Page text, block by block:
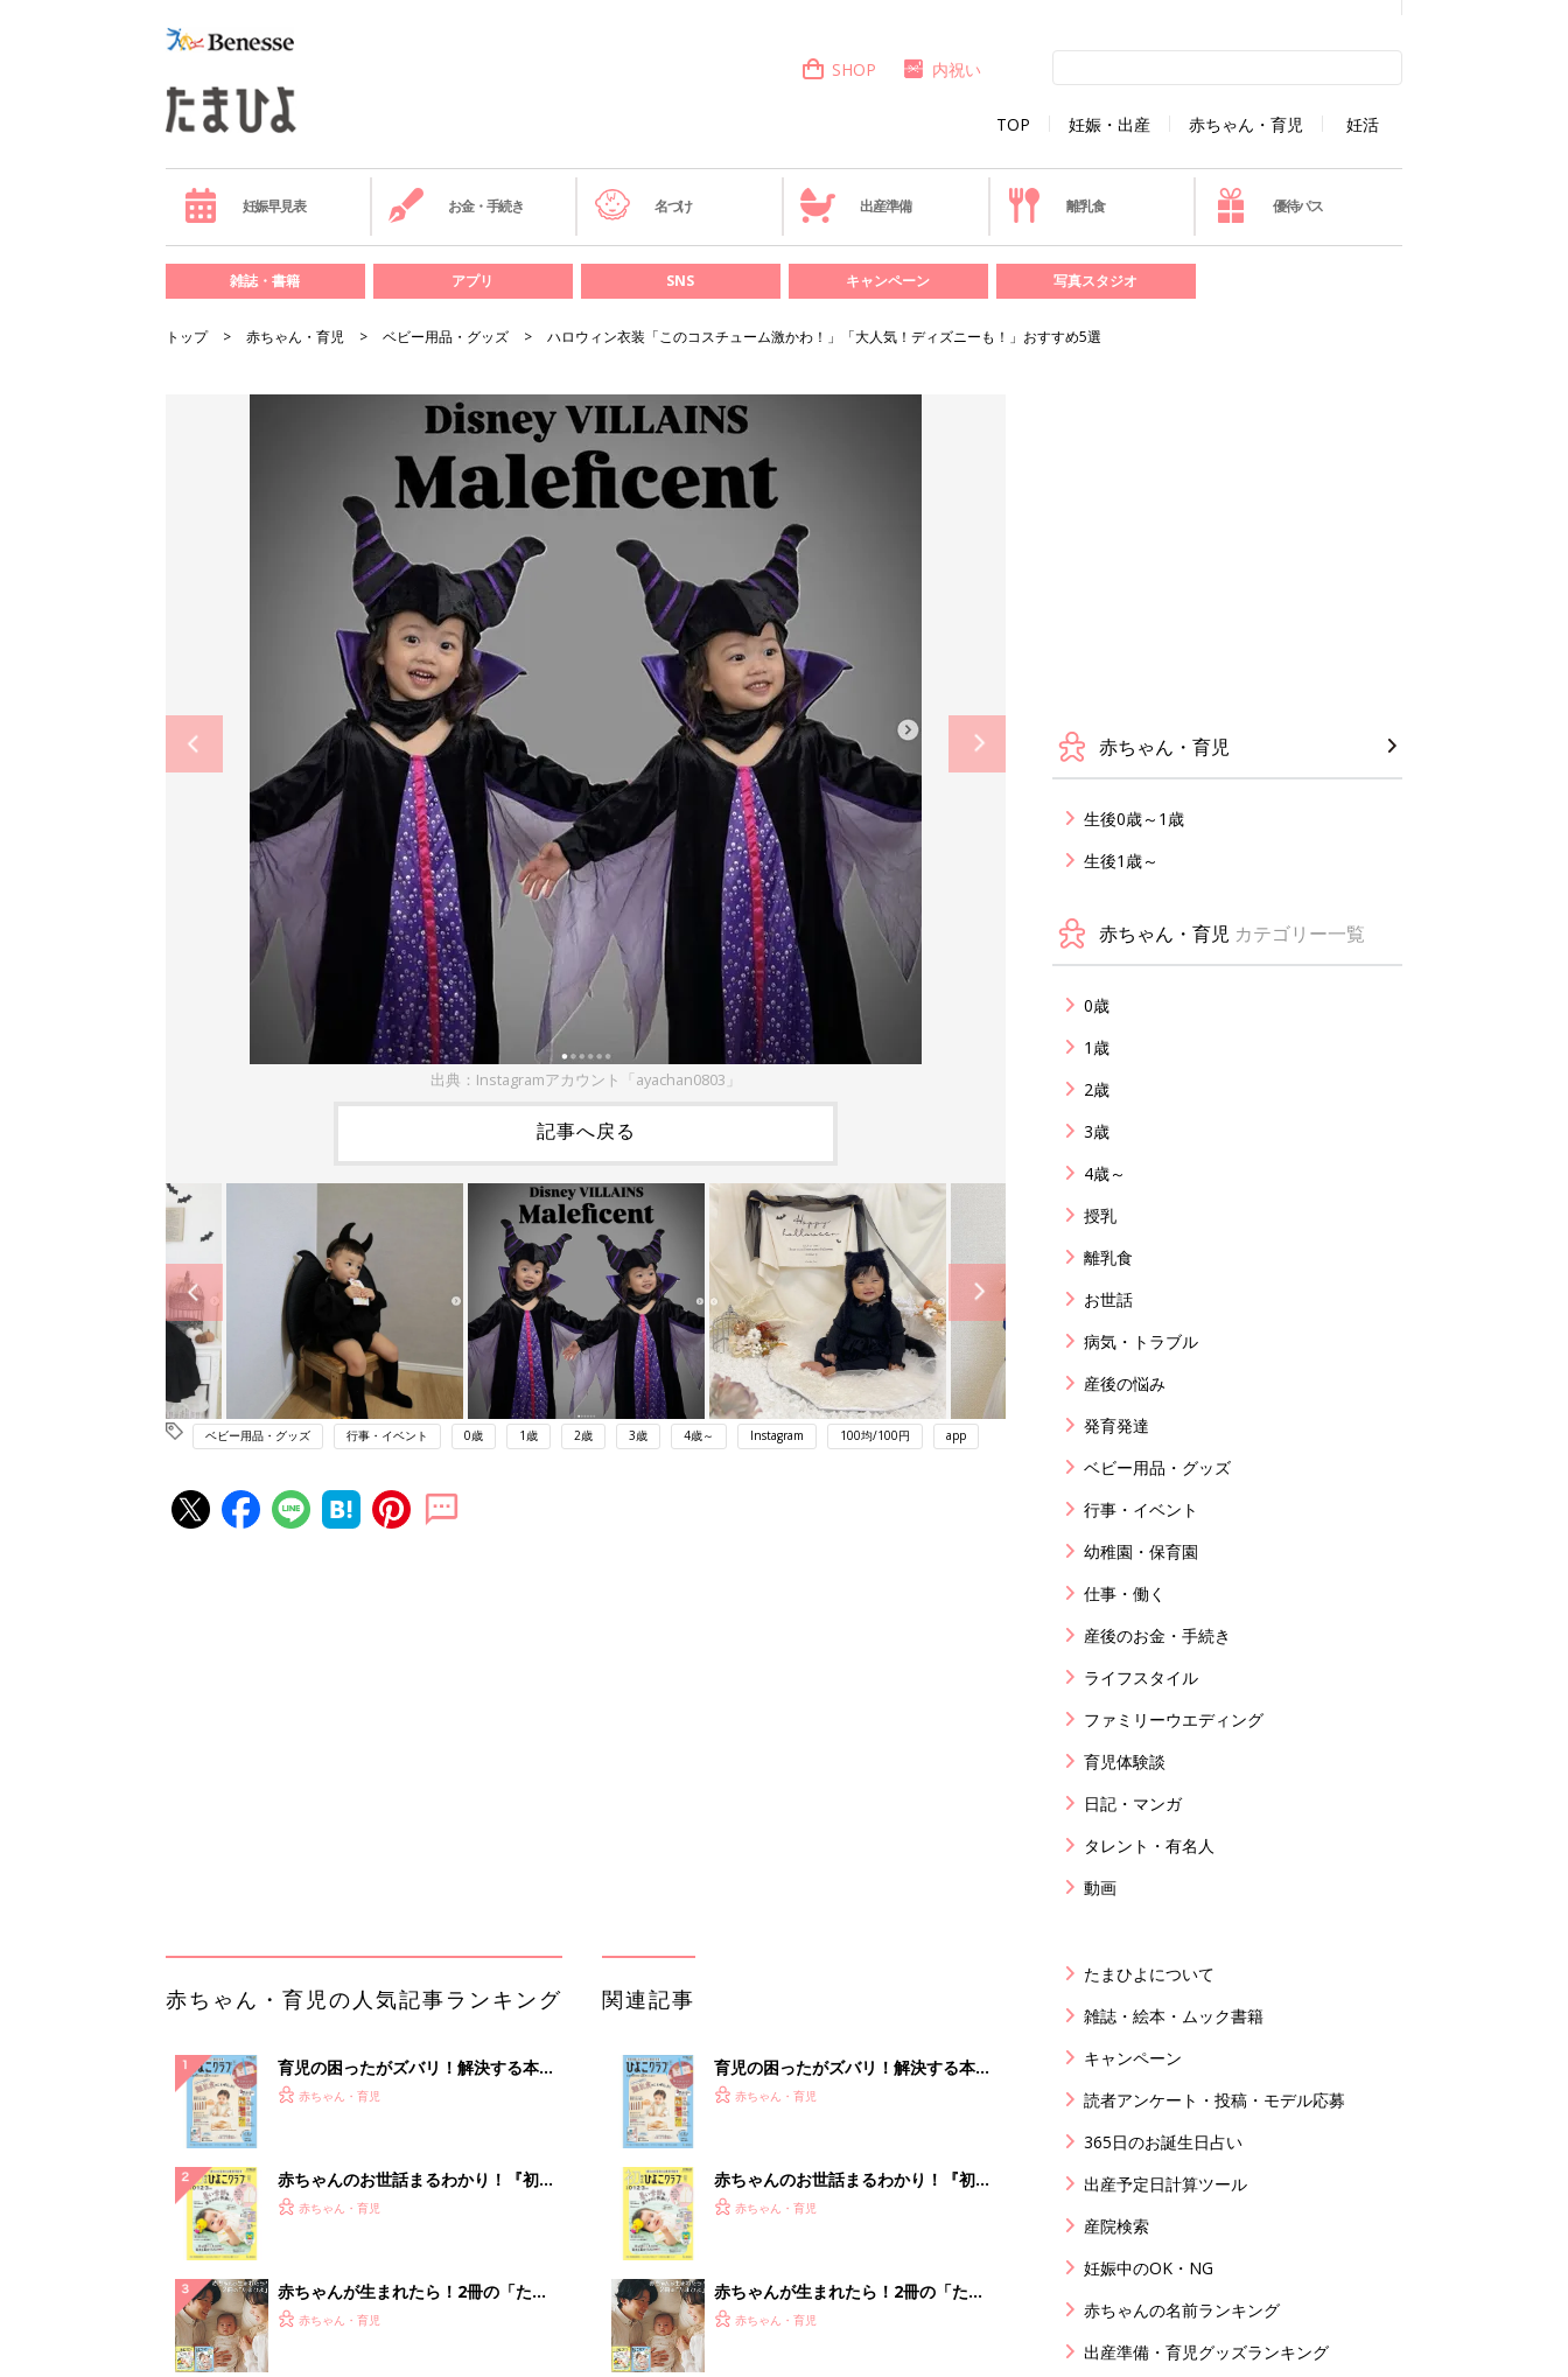
TOP 妊娠・出産 赤ちゃん・育児 妊活
SHOP 内祝い
妊娠早見表 お金・手続き 名づけ 出産準備 離乳食 優待パス
雑誌・書籍 アプリ SNS キャンペーン 写真スタジオ
トップ 赤ちゃん・育児 ベビー用品・グッズ ハロウィン衣装「このコスチューム激かわ！」「大人気！ディズニーも！」おすすめ5選
出典：Instagramアカウント「ayachan0803」
記事へ戻る
ベビー用品・グッズ 行事・イベント 0歳 1歳 2歳 3歳 4歳～ Instagram 100均/100円 app
ルに
PR（arrows）
ランキングをもっと見る
mazonタイムセールが見逃せない
PR（Amazon）
赤ちゃん・育児
生後0歳～1歳
生後1歳～
赤ちゃん・育児 カテゴリー一覧
0歳
1歳
2歳
3歳
4歳～
授乳
離乳食
お世話
病気・トラブル
産後の悩み
発育発達
ベビー用品・グッズ
行事・イベント
幼稚園・保育園
仕事・働く
産後のお金・手続き
ライフスタイル
ファミリーウエディング
育児体験談
日記・マンガ
タレント・有名人
動画
たまひよについて
雑誌・絵本・ムック書籍
キャンペーン
読者アンケート・投稿・モデル応募
365日のお誕生日占い
出産予定日計算ツール
産院検索
妊娠中のOK・NG
赤ちゃんの名前ランキング
出産準備・育児グッズランキング